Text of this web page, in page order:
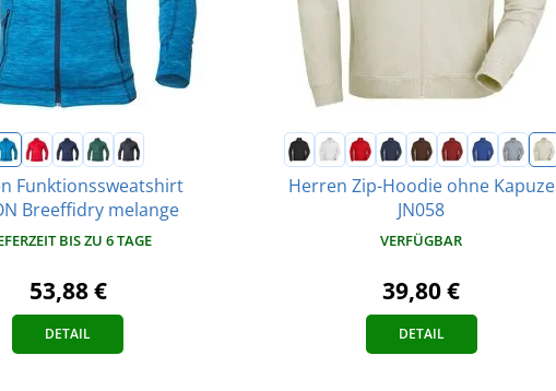
Funktionssweatshirt
Breeffidry melange
BIS ZU 6 TAGE
53,88 €
DETAIL
Herren Zip-Hoodie ohne Kapuze
JN058
VERFÜGBAR
39,80 €
DETAIL